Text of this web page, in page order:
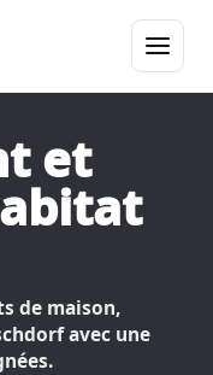
Menu
et
de maison,
avec une